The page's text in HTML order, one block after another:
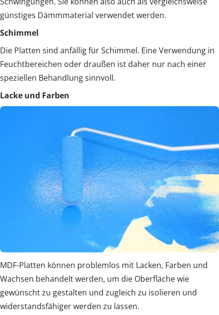
günstiges Dämmmaterial verwendet werden.
Schimmel
Die Platten sind anfällig für Schimmel. Eine Verwendung in
Feuchtbereichen oder draußen ist daher nur nach einer
speziellen Behandlung sinnvoll.
Lacke und Farben
MDF-Platten können problemlos mit Lacken, Farben und
Wachsen behandelt werden, um die Oberfläche wie
gewünscht zu gestalten und zugleich zu isolieren und
widerstandsfähiger werden zu lassen.